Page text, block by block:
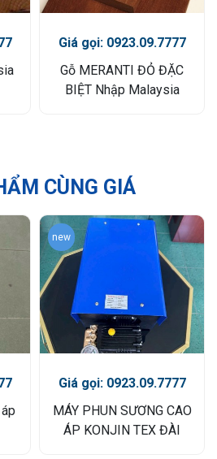
Giá gọi: 0923.09.7777
Gỗ MERANTI ĐỎ ĐẶC
BIỆT Nhập Malaysia
CÙNG GIÁ
new
Giá gọi: 0923.09.7777
MÁY PHUN SƯƠNG CAO
ÁP KONJIN TEX ĐÀI